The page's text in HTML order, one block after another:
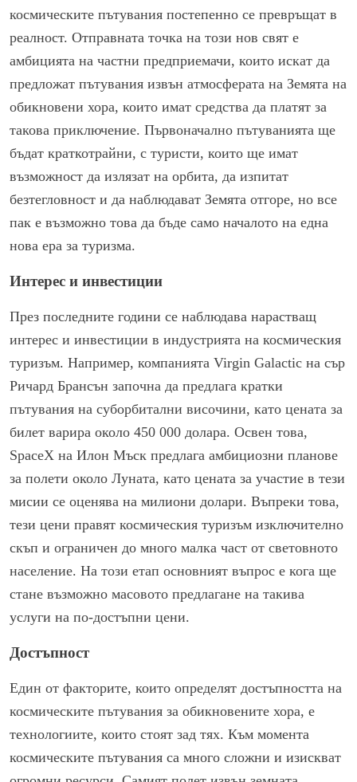
космическите пътувания постепенно се превръщат в
реалност. Отправната точка на този нов свят е
амбицията на частни предприемачи, които искат да
предложат пътувания извън атмосферата на Земята на
обикновени хора, които имат средства да платят за
такова приключение. Първоначално пътуванията ще
бъдат краткотрайни, с туристи, които ще имат
възможност да излязат на орбита, да изпитат
безтегловност и да наблюдават Земята отгоре, но все
пак е възможно това да бъде само началото на една
нова ера за туризма.
Интерес и инвестиции
През последните години се наблюдава нарастващ
интерес и инвестиции в индустрията на космическия
туризъм. Например, компанията Virgin Galactic на сър
Ричард Брансън започна да предлага кратки
пътувания на суборбитални височини, като цената за
билет варира около 450 000 долара. Освен това,
SpaceX на Илон Мъск предлага амбициозни планове
за полети около Луната, като цената за участие в тези
мисии се оценява на милиони долари. Въпреки това,
тези цени правят космическия туризъм изключително
скъп и ограничен до много малка част от световното
население. На този етап основният въпрос е кога ще
стане възможно масовото предлагане на такива
услуги на по-достъпни цени.
Достъпност
Един от факторите, които определят достъпността на
космическите пътувания за обикновените хора, е
технологиите, които стоят зад тях. Към момента
космическите пътувания са много сложни и изискват